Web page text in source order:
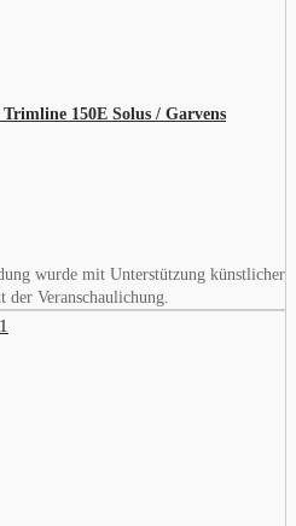
150E Solus / Garvens
wurde mit Unterstützung künstlicher
Veranschaulichung.